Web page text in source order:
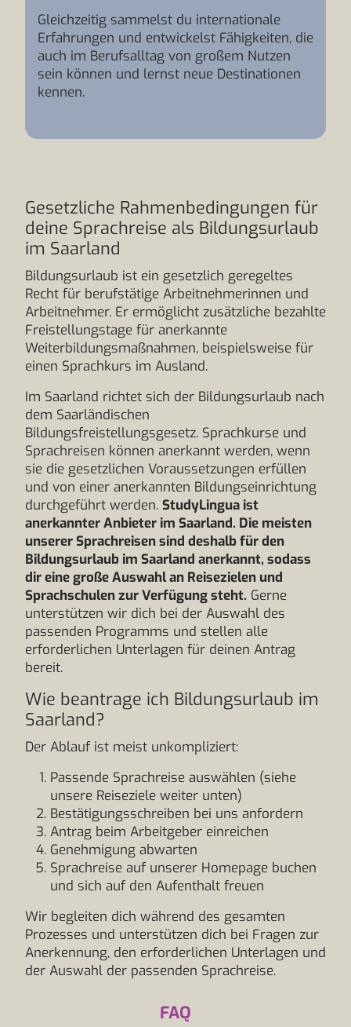
Gleichzeitig sammelst du internationale
Erfahrungen und entwickelst Fähigkeiten, die
auch im Berufsalltag von großem Nutzen
sein können und lernst neue Destinationen
kennen.
Gesetzliche Rahmenbedingungen für
deine Sprachreise als Bildungsurlaub
im Saarland
Bildungsurlaub ist ein gesetzlich geregeltes
Recht für berufstätige Arbeitnehmerinnen und
Arbeitnehmer. Er ermöglicht zusätzliche bezahlte
Freistellungstage für anerkannte
Weiterbildungsmaßnahmen, beispielsweise für
einen Sprachkurs im Ausland.
Im Saarland richtet sich der Bildungsurlaub nach
dem Saarländischen
Bildungsfreistellungsgesetz. Sprachkurse und
Sprachreisen können anerkannt werden, wenn
sie die gesetzlichen Voraussetzungen erfüllen
und von einer anerkannten Bildungseinrichtung
durchgeführt werden. StudyLingua ist
anerkannter Anbieter im Saarland. Die meisten
unserer Sprachreisen sind deshalb für den
Bildungsurlaub im Saarland anerkannt, sodass
dir eine große Auswahl an Reisezielen und
Sprachschulen zur Verfügung steht. Gerne
unterstützen wir dich bei der Auswahl des
passenden Programms und stellen alle
erforderlichen Unterlagen für deinen Antrag
bereit.
Wie beantrage ich Bildungsurlaub im
Saarland?
Der Ablauf ist meist unkompliziert:
Passende Sprachreise auswählen (siehe
unsere Reiseziele weiter unten)
Bestätigungsschreiben bei uns anfordern
Antrag beim Arbeitgeber einreichen
Genehmigung abwarten
Sprachreise auf unserer Homepage buchen
und sich auf den Aufenthalt freuen
Wir begleiten dich während des gesamten
Prozesses und unterstützen dich bei Fragen zur
Anerkennung, den erforderlichen Unterlagen und
der Auswahl der passenden Sprachreise.
FAQ